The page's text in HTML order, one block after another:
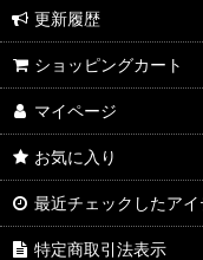
更新履歴
ショッピングカート
マイページ
お気に入り
最近チェックしたアイ
特定商取引法表示